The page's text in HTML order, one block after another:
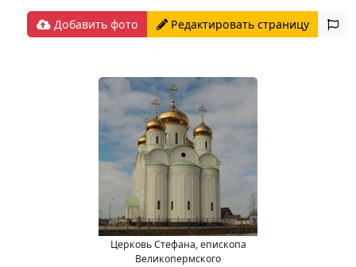
Добавить фото Редактировать страницу
Церковь Стефана, епископа
Великопермского